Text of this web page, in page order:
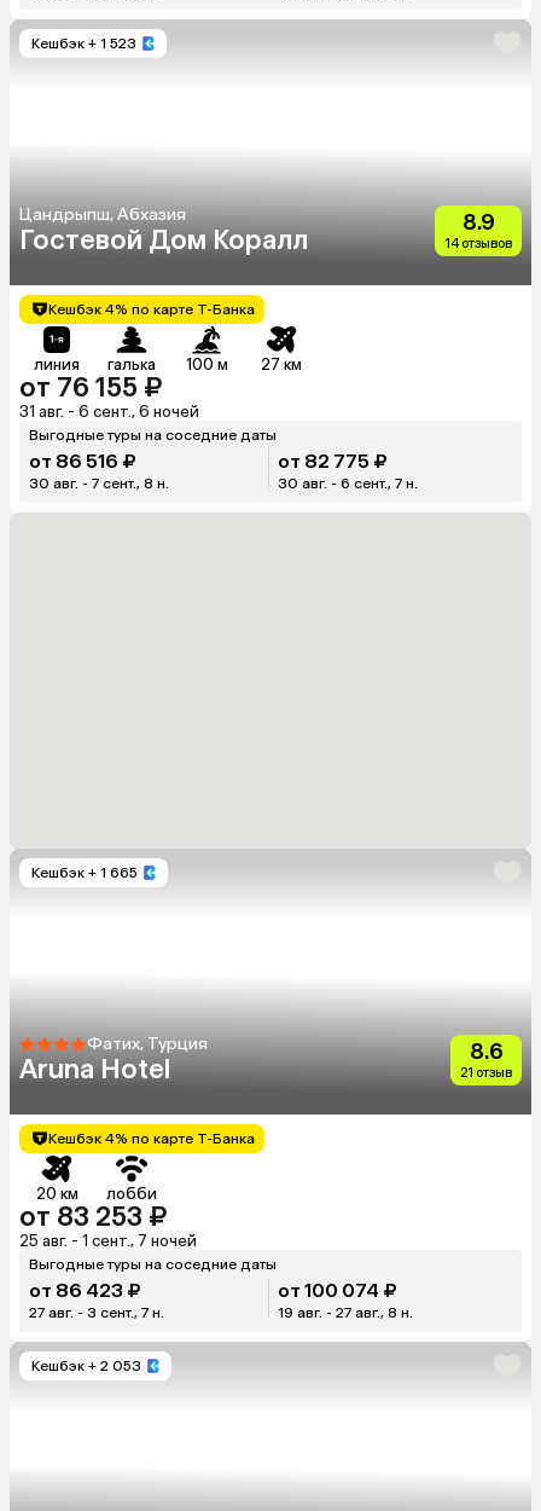
Кешбэк + 1 523
Цандрыпш, Абхазия
Гостевой Дом Коралл
8.9
14 отзывов
Кешбэк 4% по карте Т-Банка
линия галька 100 м 27 км
от 76 155 ₽
31 авг. - 6 сент., 6 ночей
Выгодные туры на соседние даты
от 86 516 ₽
30 авг. - 7 сент., 8 н.
от 82 775 ₽
30 авг. - 6 сент., 7 н.
Кешбэк + 1 665
Фатих, Турция
Aruna Hotel
8.6
21 отзыв
Кешбэк 4% по карте Т-Банка
20 км лобби
от 83 253 ₽
25 авг. - 1 сент., 7 ночей
Выгодные туры на соседние даты
от 86 423 ₽
27 авг. - 3 сент., 7 н.
от 100 074 ₽
19 авг. - 27 авг., 8 н.
Кешбэк + 2 053